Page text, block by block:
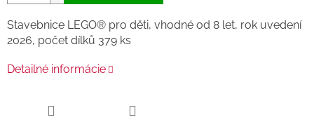
Stavebnice LEGO® pro děti, vhodné od 8 let, rok uvedení
2026, počet dílků 379 ks
Detailné informácie